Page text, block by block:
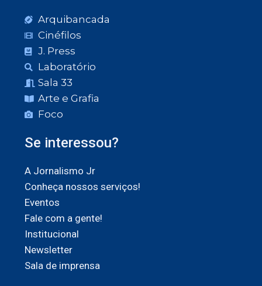
Arquibancada
Cinéfilos
J. Press
Laboratório
Sala 33
Arte e Grafia
Foco
Se interessou?
A Jornalismo Jr
Conheça nossos serviços!
Eventos
Fale com a gente!
Institucional
Newsletter
Sala de imprensa